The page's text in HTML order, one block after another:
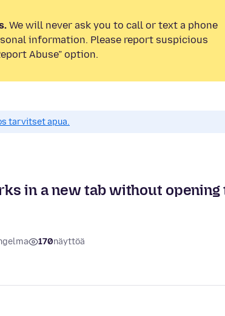
We will never ask you to call or text a phone
information. Please report suspicious
Abuse” option.
tarvitset apua.
in a new tab without
170näyttöä